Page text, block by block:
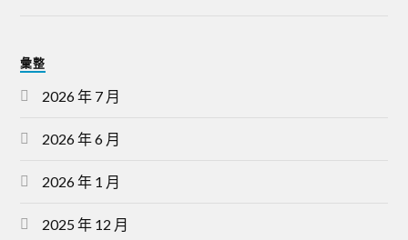
彙整
2026 年 7 月
2026 年 6 月
2026 年 1 月
2025 年 12 月